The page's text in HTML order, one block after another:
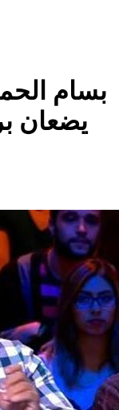
بسام
يضعان